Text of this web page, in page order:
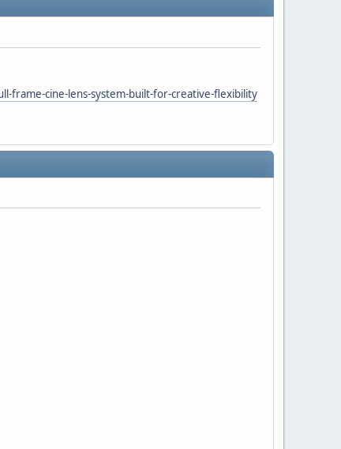
frame-cine-lens-system-built-for-creative-flexibility